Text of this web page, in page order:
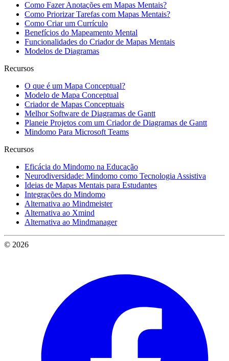
Como Fazer Anotações em Mapas Mentais?
Como Priorizar Tarefas com Mapas Mentais?
Como Criar um Currículo
Benefícios do Mapeamento Mental
Funcionalidades do Criador de Mapas Mentais
Modelos de Diagramas
Recursos
O que é um Mapa Conceptual?
Modelo de Mapa Conceptual
Criador de Mapas Conceptuais
Melhor Software de Diagramas de Gantt
Planeie Projetos com um Criador de Diagramas de Gantt
Mindomo Para Microsoft Teams
Recursos
Eficácia do Mindomo na Educação
Neurodiversidade: Mindomo como Tecnologia Assistiva
Ideias de Mapas Mentais para Estudantes
Integrações do Mindomo
Alternativa ao Mindmeister
Alternativa ao Xmind
Alternativa ao Mindmanager
© 2026